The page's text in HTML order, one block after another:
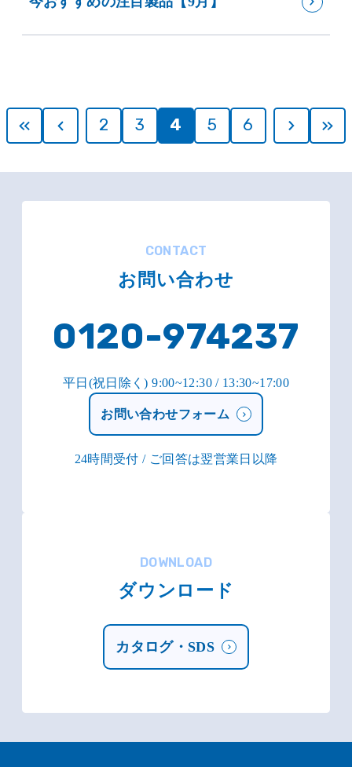
2 3 4 5 6
CONTACT
お問い合わせ
0120-974237
平日(祝日除く) 9:00~12:30 / 13:30~17:00
お問い合わせフォーム
24時間受付 / ご回答は翌営業日以降
DOWNLOAD
ダウンロード
カタログ・SDS